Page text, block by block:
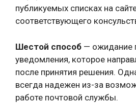
публикуемых списках на
соответствующего
Шестой способ — ожидание
уведомления, которое
после принятия решения.
всегда надежен из-за
работе почтовой службы.